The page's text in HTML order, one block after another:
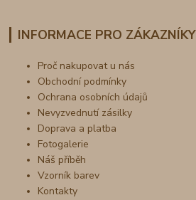
INFORMACE PRO ZÁKAZNÍKY
Proč nakupovat u nás
Obchodní podmínky
Ochrana osobních údajů
Nevyzvednutí zásilky
Doprava a platba
Fotogalerie
Náš příběh
Vzorník barev
Kontakty